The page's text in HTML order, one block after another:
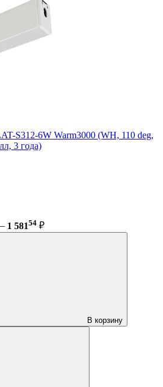
S312-6W Warm3000 (WH, 110 deg,
3 года)
1 58154 ₽
В корзину